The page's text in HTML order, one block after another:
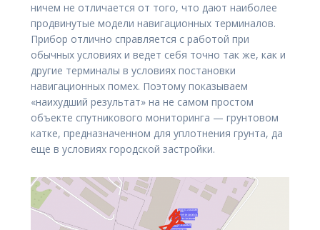
ничем не отличается от того, что дают наиболее
продвинутые модели навигационных терминалов.
Прибор отлично справляется с работой при
обычных условиях и ведет себя точно так же, как и
другие терминалы в условиях постановки
навигационных помех. Поэтому показываем
«наихудший результат» на не самом простом
объекте спутникового мониторинга — грунтовом
катке, предназначенном для уплотнения грунта, да
еще в условиях городской застройки.